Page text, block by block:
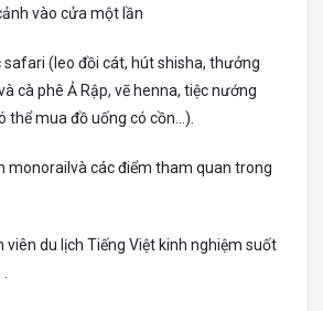
vào cửa một lần
(leo đồi cát, hút shisha, thưởng
cà phê Ả Rập, vẽ henna, tiệc nướng
thể mua đồ uống có cồn…).
các điểm tham quan trong
lịch Tiếng Việt kinh nghiệm suốt